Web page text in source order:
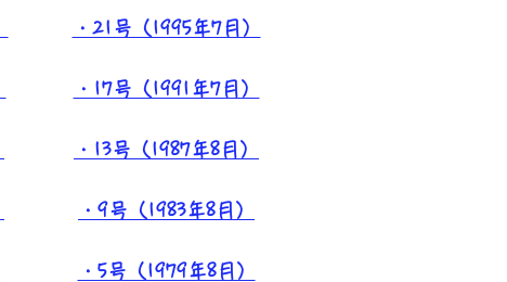
・21号（1995年7月）
・17号（1991年7月）
・13号（1987年8月）
・9号（1983年8月）
・5号（1979年8月）